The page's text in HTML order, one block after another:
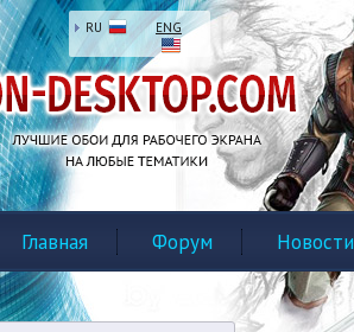
RU ENG
Главная Форум Новости